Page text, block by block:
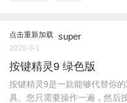
点击重新加载 super
2020-3-1
按键精灵9 绿色版
按键精灵9是一款能够代替你
具。您只需要操作一遍，然后